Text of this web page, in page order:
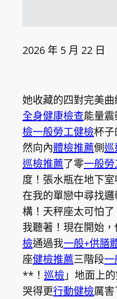
2026 年 5 月 22 日
她收藏的四對完美
全身健康檢查能量
檢一般勞工健檢杯子
然向內體檢推薦側巡
巡檢推薦了零一般
度！張水瓶在地下
在我的單戀中尋找邏
構！天秤座太可怕
我聽著！現在開始
檢通過我一般+供膳
座健檢推薦三階段一
**！ 巡檢 」地面上
哭得更行動健檢厲